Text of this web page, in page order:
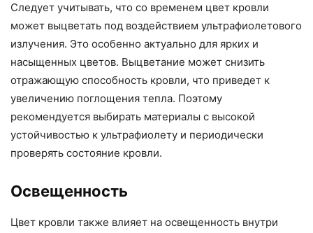
Следует учитывать, что со временем цвет кровли
может выцветать под воздействием ультрафиолетового
излучения. Это особенно актуально для ярких и
насыщенных цветов. Выцветание может снизить
отражающую способность кровли, что приведет к
увеличению поглощения тепла. Поэтому
рекомендуется выбирать материалы с высокой
устойчивостью к ультрафиолету и периодически
проверять состояние кровли.
Освещенность
Цвет кровли также влияет на освещенность внутри